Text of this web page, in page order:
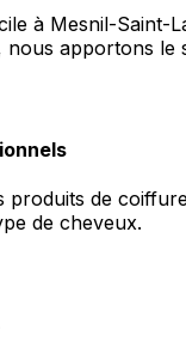
à Mesnil-Saint-
nous apportons le
produits de
de cheveux.